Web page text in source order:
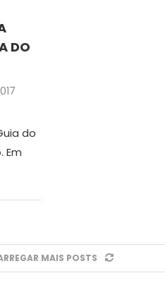
DO
do
Em
MAIS POSTS